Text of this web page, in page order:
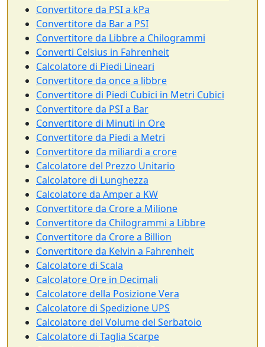
Convertitore da PSI a kPa
Convertitore da Bar a PSI
Convertitore da Libbre a Chilogrammi
Converti Celsius in Fahrenheit
Calcolatore di Piedi Lineari
Convertitore da once a libbre
Convertitore di Piedi Cubici in Metri Cubici
Convertitore da PSI a Bar
Convertitore di Minuti in Ore
Convertitore da Piedi a Metri
Convertitore da miliardi a crore
Calcolatore del Prezzo Unitario
Calcolatore di Lunghezza
Calcolatore da Amper a KW
Convertitore da Crore a Milione
Convertitore da Chilogrammi a Libbre
Convertitore da Crore a Billion
Convertitore da Kelvin a Fahrenheit
Calcolatore di Scala
Calcolatore Ore in Decimali
Calcolatore della Posizione Vera
Calcolatore di Spedizione UPS
Calcolatore del Volume del Serbatoio
Calcolatore di Taglia Scarpe